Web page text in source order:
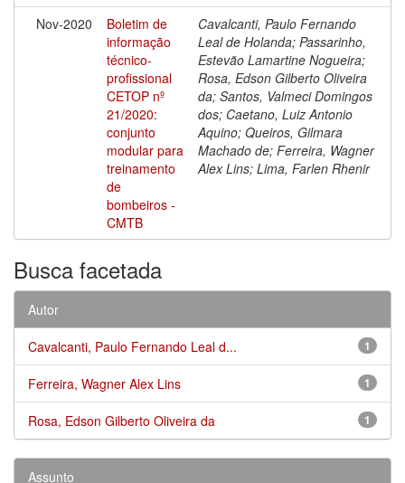
Nov-2020
Boletim de
informação
técnico-
profissional
CETOP nº
21/2020:
conjunto
modular para
treinamento
de
bombeiros -
CMTB
Cavalcanti, Paulo Fernando
Leal de Holanda; Passarinho,
Estevão Lamartine Nogueira;
Rosa, Edson Gilberto Oliveira
da; Santos, Valmeci Domingos
dos; Caetano, Luiz Antonio
Aquino; Queiros, Gilmara
Machado de; Ferreira, Wagner
Alex Lins; Lima, Farlen Rhenir
Busca facetada
Autor
1
Cavalcanti, Paulo Fernando Leal d...
1
Ferreira, Wagner Alex Lins
1
Rosa, Edson Gilberto Oliveira da
Assunto